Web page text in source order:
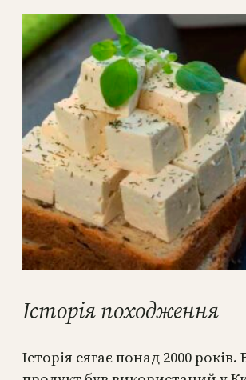
Історія походження
Історія сягає понад 2000